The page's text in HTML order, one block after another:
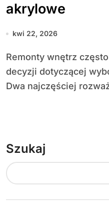
akrylowe
kwi 22, 2026
Remonty wnętrz często wymagają podjęcia
decyzji dotyczącej
Dwa najczęściej
Szukaj